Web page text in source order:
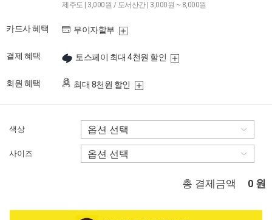
제주도 | 3,000원 / 도서산간 | 3,000원 ~ 8,000원
카드사 혜택 무이자할부
결제 혜택 토스페이 최대 4천원 할인
회원 혜택 최대 8천원 할인
색상
사이즈
총 결제금액 0 원